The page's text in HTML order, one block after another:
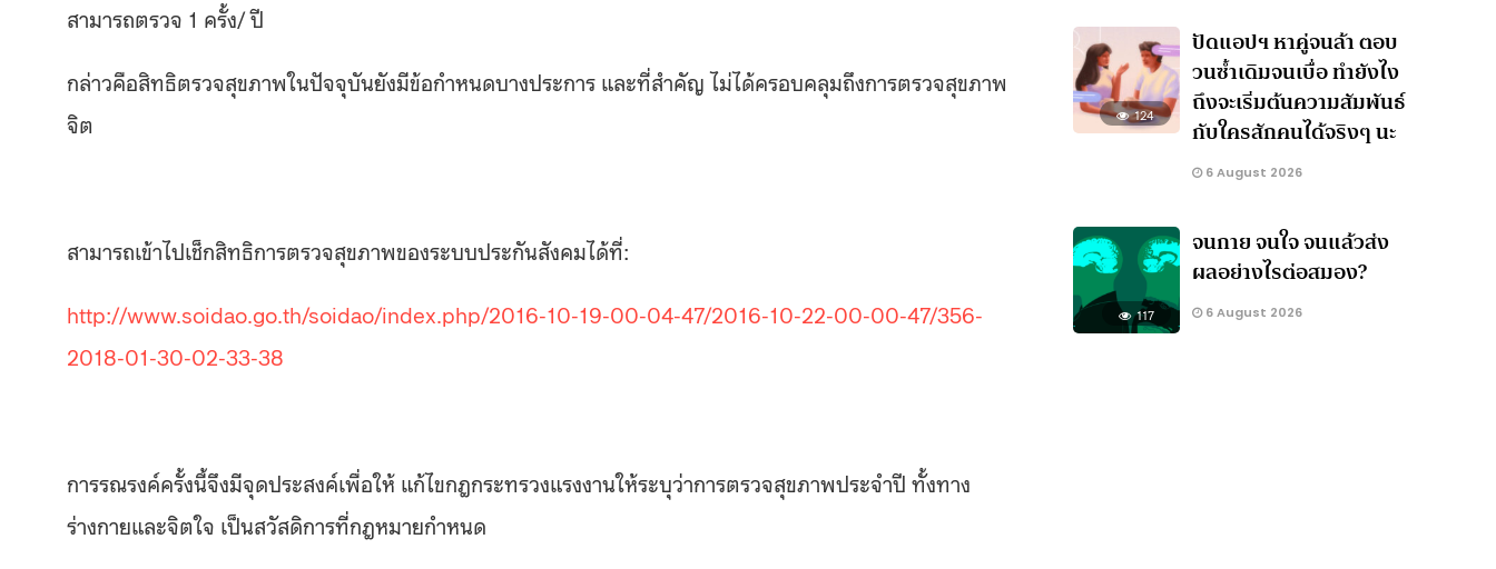
สามารถตรวจ 1 ครั้ง/ ปี
กล่าวคือสิทธิตรวจสุขภาพในปัจจุบันยังมีข้อกำหนดบางประการ และที่สำคัญ ไม่ได้ครอบคลุมถึงการตรวจสุขภาพ
จิต
สามารถเข้าไปเช็กสิทธิการตรวจสุขภาพของระบบประกันสังคมได้ที่:
http://www.soidao.go.th/soidao/index.php/2016-10-19-00-04-47/2016-10-22-00-00-47/356-
2018-01-30-02-33-38
การรณรงค์ครั้งนี้จึงมีจุดประสงค์เพื่อให้ แก้ไขกฎกระทรวงแรงงานให้ระบุว่าการตรวจสุขภาพประจำปี ทั้งทาง
ร่างกายและจิตใจ เป็นสวัสดิการที่กฎหมายกำหนด
124
ปัดแอปฯ หาคู่จนล้า ตอบ
วนซ้ำเดิมจนเบื่อ ทำยังไง
ถึงจะเริ่มต้นความสัมพันธ์
กับใครสักคนได้จริงๆ นะ
6 August 2026
117
จนกาย จนใจ จนแล้วส่ง
ผลอย่างไรต่อสมอง?
6 August 2026